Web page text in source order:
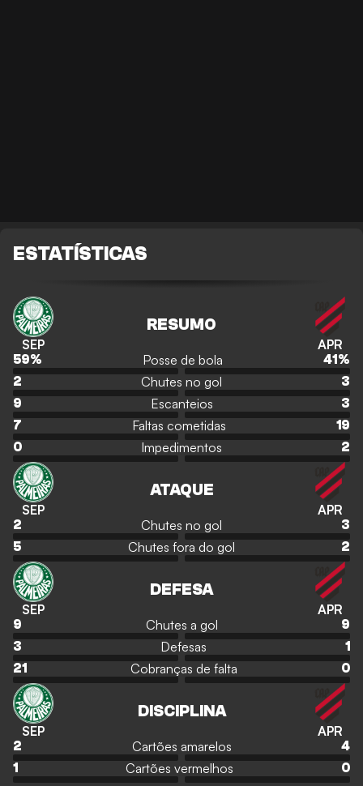
ESTATÍSTICAS
SEP
RESUMO
APR
59% Posse de bola 41 %
2
Chutes no gol
3
9
Escanteios
3
7
Faltas cometidas
19
0
Impedimentos 2
SEP
ATAQUE
APR
2 Chutes no gol
3
5
Chutes fora do gol 2
SEP
DEFESA
APR
9 Chutes a gol
9
3
Defesas
1
21
Cobranças de falta 0
SEP
DISCIPLINA
APR
2 Cartões amarelos
4
1
Cartões vermelhos 0